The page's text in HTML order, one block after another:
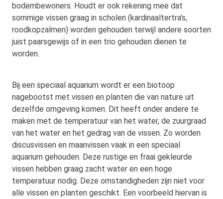
bodembewoners. Houdt er ook rekening mee dat
sommige vissen graag in scholen (kardinaaltertra’s,
roodkopzalmen) worden gehouden terwijl andere soorten
juist paarsgewijs of in een trio gehouden dienen te
worden.
Bij een speciaal aquarium wordt er een biotoop
nagebootst met vissen en planten die van nature uit
dezelfde omgeving komen. Dit heeft onder andere te
maken met de temperatuur van het water, de zuurgraad
van het water en het gedrag van de vissen. Zo worden
discusvissen en maanvissen vaak in een speciaal
aquarium gehouden. Deze rustige en fraai gekleurde
vissen hebben graag zacht water en een hoge
temperatuur nodig. Deze omstandigheden zijn niet voor
alle vissen en planten geschikt. Een voorbeeld hiervan is